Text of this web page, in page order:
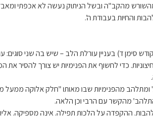
מהשורש מהקב"ה ובשל הניתוק נעשה לא אכפתי
והחיות בעבודת ה'.
סימן ד) בעניין עורלת הלב – שיש בה שני סוגים:
כדי לחשוף את הפנימיות יש צורך להסיר את
מהפנימיות שבו מאותו "חלק אלוקה
מהקשר עם הרבי וכן הלאה.
ההקפדה על הלכות תפילה. אינה מספיקה.